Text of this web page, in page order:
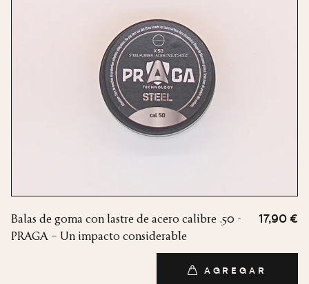
Balas de goma con lastre de acero calibre .50 -
PRAGA – Un impacto considerable
17,90 €
AGREGAR